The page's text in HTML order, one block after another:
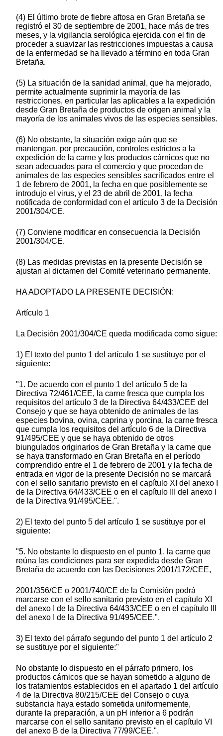
(4) El último brote de fiebre aftosa en Gran Bretaña se
registró el 30 de septiembre de 2001, hace más de tres
meses, y la vigilancia serológica ejercida con el fin de
proceder a suavizar las restricciones impuestas a causa
de la enfermedad se ha llevado a término en toda Gran
Bretaña.
(5) La situación de la sanidad animal, que ha mejorado,
permite actualmente suprimir la mayoría de las
restricciones, en particular las aplicables a la expedición
desde Gran Bretaña de productos de origen animal y la
mayoría de los animales vivos de las especies sensibles.
(6) No obstante, la situación exige aún que se
mantengan, por precaución, controles estrictos a la
expedición de la carne y los productos cárnicos que no
sean adecuados para el comercio y que procedan de
animales de las especies sensibles sacrificados entre el
1 de febrero de 2001, la fecha en que posiblemente se
introdujo el virus, y el 23 de abril de 2001, la fecha
notificada de conformidad con el artículo 3 de la Decisión
2001/304/CE.
(7) Conviene modificar en consecuencia la Decisión
2001/304/CE.
(8) Las medidas previstas en la presente Decisión se
ajustan al dictamen del Comité veterinario permanente.
HA ADOPTADO LA PRESENTE DECISIÓN:
Artículo 1
La Decisión 2001/304/CE queda modificada como sigue:
1) El texto del punto 1 del artículo 1 se sustituye por el
siguiente:
"1. De acuerdo con el punto 1 del artículo 5 de la
Directiva 72/461/CEE, la carne fresca que cumpla los
requisitos del artículo 3 de la Directiva 64/433/CEE del
Consejo y que se haya obtenido de animales de las
especies bovina, ovina, caprina y porcina, la carne fresca
que cumpla los requisitos del artículo 6 de la Directiva
91/495/CEE y que se haya obtenido de otros
biungulados originarios de Gran Bretaña y la carne que
se haya transformado en Gran Bretaña en el período
comprendido entre el 1 de febrero de 2001 y la fecha de
entrada en vigor de la presente Decisión no se marcará
con el sello sanitario previsto en el capítulo XI del anexo I
de la Directiva 64/433/CEE o en el capítulo III del anexo I
de la Directiva 91/495/CEE.".
2) El texto del punto 5 del artículo 1 se sustituye por el
siguiente:
"5. No obstante lo dispuesto en el punto 1, la carne que
reúna las condiciones para ser expedida desde Gran
Bretaña de acuerdo con las Decisiones 2001/172/CEE,
2001/356/CE o 2001/740/CE de la Comisión podrá
marcarse con el sello sanitario previsto en el capítulo XI
del anexo I de la Directiva 64/433/CEE o en el capítulo III
del anexo I de la Directiva 91/495/CEE.".
3) El texto del párrafo segundo del punto 1 del artículo 2
se sustituye por el siguiente:"
No obstante lo dispuesto en el párrafo primero, los
productos cárnicos que se hayan sometido a alguno de
los tratamientos establecidos en el apartado 1 del artículo
4 de la Directiva 80/215/CEE del Consejo o cuya
substancia haya estado sometida uniformemente,
durante la preparación, a un pH inferior a 6 podrán
marcarse con el sello sanitario previsto en el capítulo VI
del anexo B de la Directiva 77/99/CEE.".